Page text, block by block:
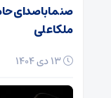
صنما با صدای
ملکا علی